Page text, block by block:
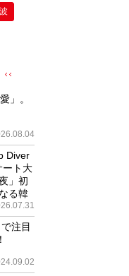
」。
Diver
ート大
」初
る韓
注目